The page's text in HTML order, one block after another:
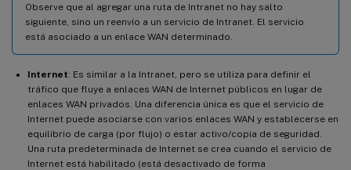
Observe que al agregar una ruta de Intranet no hay salto
siguiente, sino un reenvío a un servicio de Intranet. El servicio
está asociado a un enlace WAN determinado.
Internet: Es similar a la Intranet, pero se utiliza para definir el
tráfico que fluye a enlaces WAN de Internet públicos en lugar de
enlaces WAN privados. Una diferencia única es que el servicio de
Internet puede asociarse con varios enlaces WAN y establecerse en
equilibrio de carga (por flujo) o estar activo/copia de seguridad.
Una ruta predeterminada de Internet se crea cuando el servicio de
Internet está habilitado (está desactivado de forma